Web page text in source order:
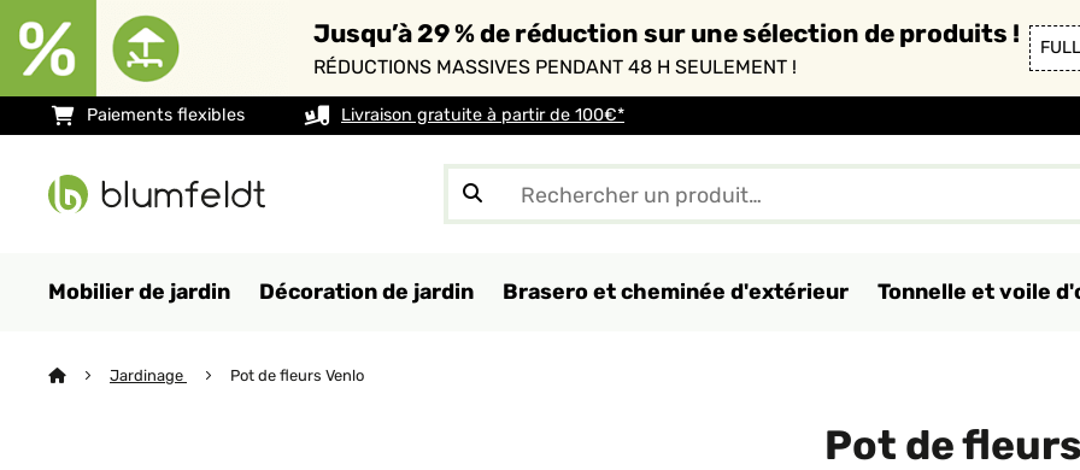
Jusqu’à 29 % de réduction sur une sélection de produits !
RÉDUCTIONS MASSIVES PENDANT 48 H SEULEMENT !
Paiements flexibles Livraison gratuite à partir de 100€*
Mobilier de jardin Décoration de jardin Brasero et cheminée d'extérieur Tonnelle et voile
Jardinage Pot de fleurs Venlo
Pot de